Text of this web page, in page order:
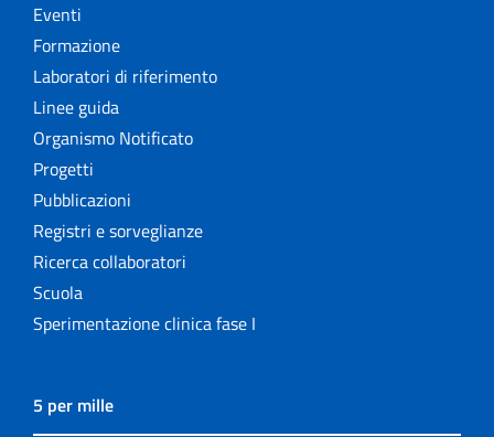
Eventi
Formazione
Laboratori di riferimento
Linee guida
Organismo Notificato
Progetti
Pubblicazioni
Registri e sorveglianze
Ricerca collaboratori
Scuola
Sperimentazione clinica fase I
5 per mille